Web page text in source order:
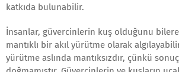
katkıda bulunabilir.
İnsanlar, güvercinlerin kuş olduğunu
mantıklı bir akıl yürütme olarak
yürütme aslında mantıksızdır, çünkü